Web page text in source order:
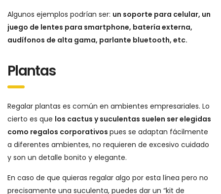
Algunos ejemplos podrían ser: un soporte para celular, un
juego de lentes para smartphone, batería externa,
audífonos de alta gama, parlante bluetooth, etc.
Plantas
Regalar plantas es común en ambientes empresariales. Lo
cierto es que los cactus y suculentas suelen ser elegidas
como regalos corporativos pues se adaptan fácilmente
a diferentes ambientes, no requieren de excesivo cuidado
y son un detalle bonito y elegante.
En caso de que quieras regalar algo por esta línea pero no
precisamente una suculenta, puedes dar un “kit de